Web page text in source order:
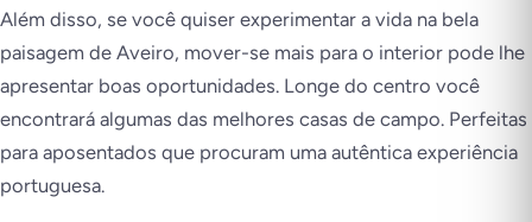
Além disso, se você quiser experimentar a vida na bela
paisagem de Aveiro, mover-se mais para o interior pode lhe
apresentar boas oportunidades. Longe do centro você
encontrará algumas das melhores casas de campo. Perfeitas
para aposentados que procuram uma autêntica experiência
portuguesa.